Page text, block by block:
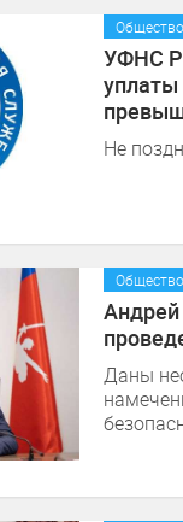
Общество
УФНС
уплаты
Не
Общество
Андрей
Даны